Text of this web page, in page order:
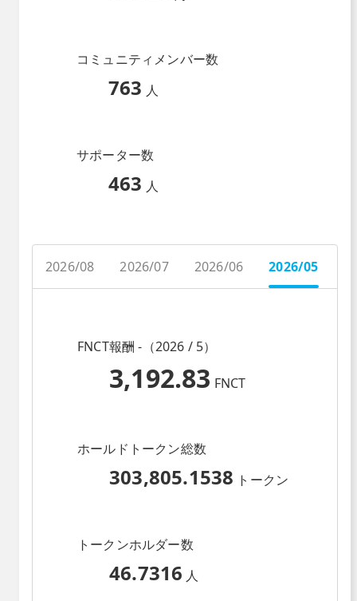
コミュニティメンバー数
763 人
サポーター数
463 人
2026/08 2026/07 2026/06 2026/05
FNCT報酬 -（2026 / 5）
3,192.83 FNCT
ホールドトークン総数
303,805.1538 トークン
トークンホルダー数
46.7316 人